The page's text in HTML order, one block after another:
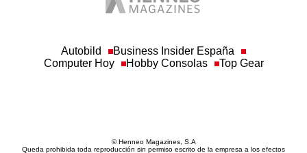
Autobild
Business Insider España
Computer Hoy
Hobby Consolas Top Gear
© Henneo Magazines, S.A
Queda prohibida toda reproducción sin permiso escrito de la empresa a los efectos